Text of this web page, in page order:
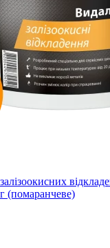
(помаранчеве)